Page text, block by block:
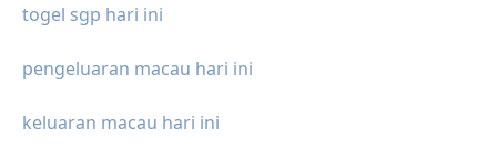
togel sgp hari ini
pengeluaran macau hari ini
keluaran macau hari ini